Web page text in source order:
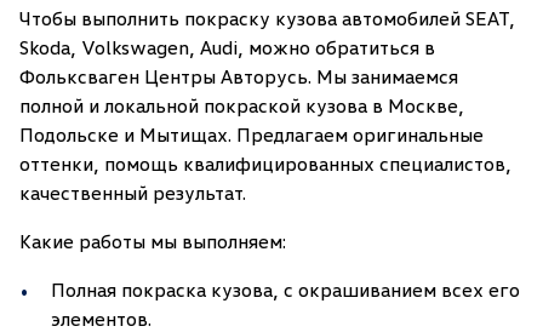
Чтобы выполнить покраску кузова автомобилей SEAT,
Skoda, Volkswagen, Audi, можно обратиться в
Фольксваген Центры Авторусь. Мы занимаемся
полной и локальной покраской кузова в Москве,
Подольске и Мытищах. Предлагаем оригинальные
оттенки, помощь квалифицированных специалистов,
качественный результат.
Какие работы мы выполняем:
Полная покраска кузова, с окрашиванием всех его
элементов.